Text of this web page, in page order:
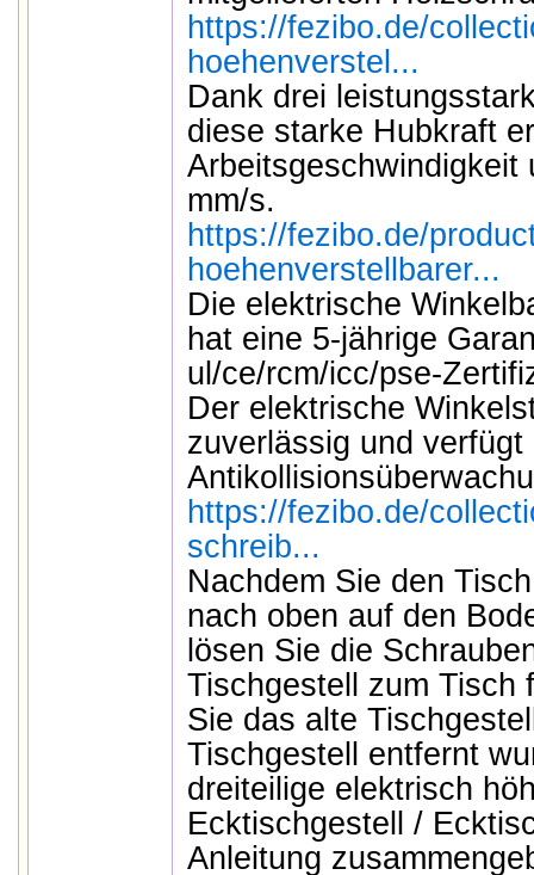
https://fezibo.de/
hoehenverstel...
Dank drei
diese starke Hubkraft
Arbeitsgeschwindigkeit
mm/s.
https://fezibo.de/
hoehenverstellbarer...
Die elektrische
hat eine 5-jährige
ul/ce/rcm/icc/pse-
Der elektrische
zuverlässig und verfügt
https://fezibo.de/
schreib...
Nachdem Sie den
nach oben auf den
lösen Sie die
Tischgestell zum Tisch
Sie das alte
Tischgestell entfernt
dreiteilige elektrisch
Ecktischgestell /
Anleitung